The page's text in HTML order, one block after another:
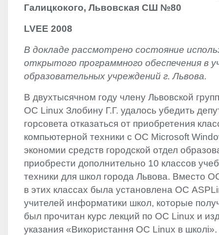
‬Галицкокого,‭ Львовская СШ‭ №‬80
LVEE 2008
В докладе рассмотрено состояние
открытого программного обеспечения в
образовательных учреждений г.‭ ‬Львова.
В двухтысячном году члену Львовской
ОС Linux Злобину Г.Г.‭ ‬удалось убедить
горсовета отказаться от приобретения
компьютерной техники с ОС Microsoft
экономии средств городской отдел
приобрести дополнительно‭ ‬10‭ ‬классов‭
техники для школ города Львова.‭ ‬Вместо
в этих классах была установлена ОС
учителей информатики школ,‭ ‬которые
‬был прочитан курс лекций по ОС Linux и
указания‭ «‬Використання ОС‭ ‬Linux в